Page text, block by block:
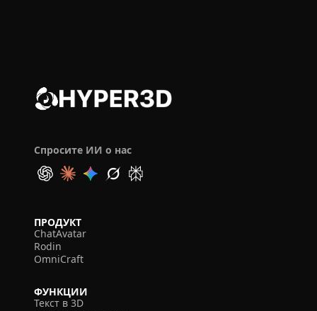
Спросите ИИ о нас
ПРОДУКТ
ChatAvatar
Rodin
OmniCraft
ФУНКЦИИ
Текст в 3D